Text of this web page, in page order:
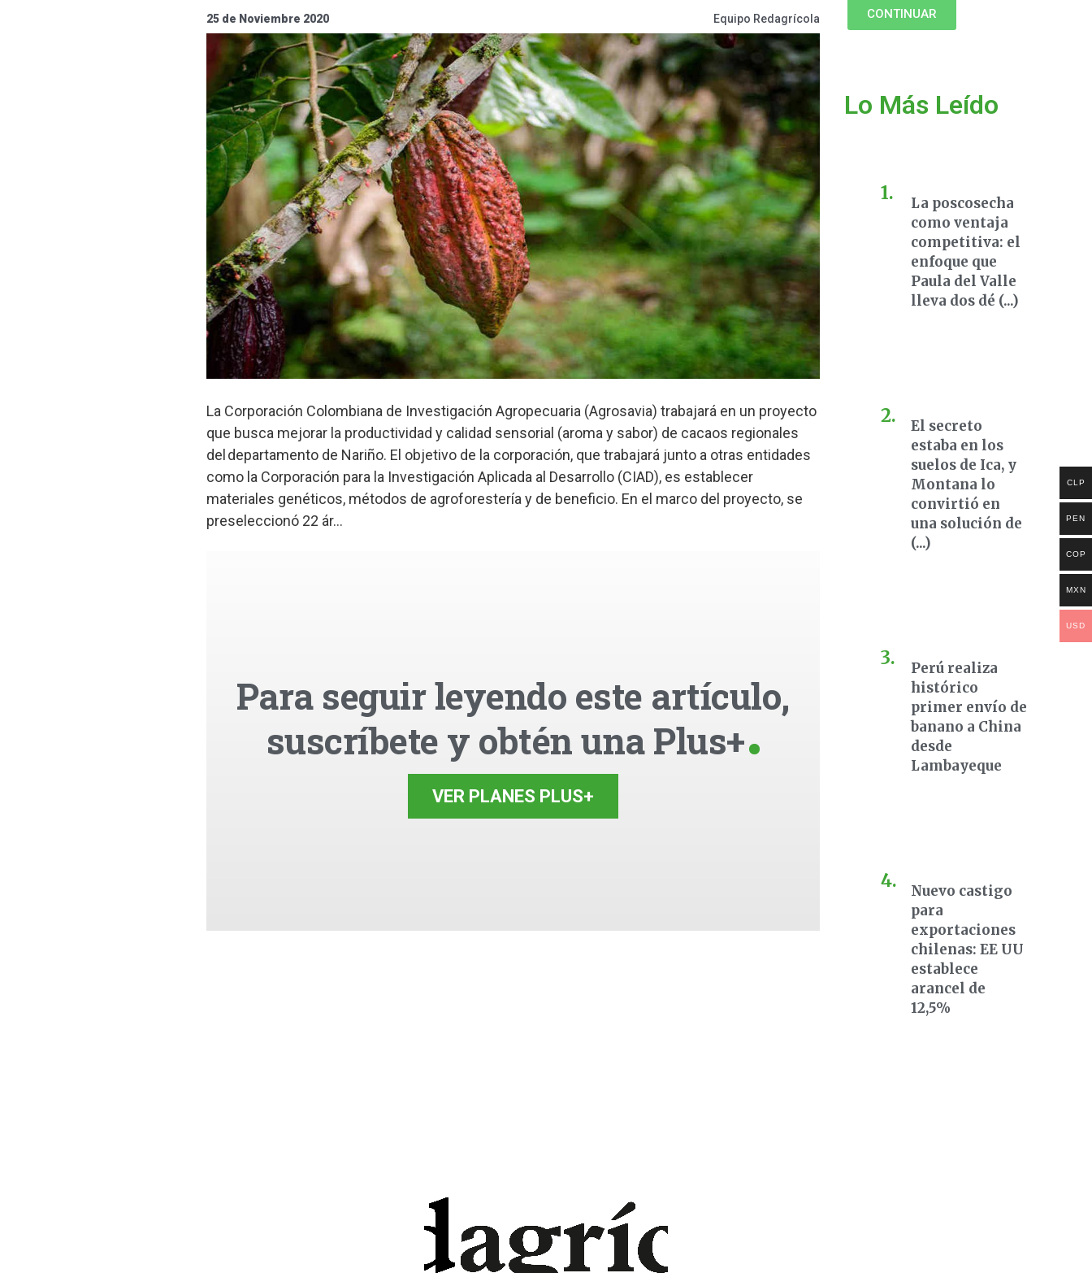
25 de Noviembre 2020 Equipo Redagrícola
La Corporación Colombiana de Investigación Agropecuaria (Agrosavia) trabajará en un proyecto
que busca mejorar la productividad y calidad sensorial (aroma y sabor) de cacaos regionales
del departamento de Nariño. El objetivo de la corporación, que trabajará junto a otras entidades
como la Corporación para la Investigación Aplicada al Desarrollo (CIAD), es establecer
materiales genéticos, métodos de agroforestería y de beneficio. En el marco del proyecto, se
preseleccionó 22 ár...
Para seguir leyendo este artículo,
suscríbete y obtén una Plus+
VER PLANES PLUS+
CONTINUAR
Lo Más Leído
La poscosecha
como ventaja
competitiva: el
enfoque que
Paula del Valle
lleva dos dé (...)
El secreto
estaba en los
suelos de Ica, y
Montana lo
convirtió en
una solución de
(...)
Perú realiza
histórico
primer envío de
banano a China
desde
Lambayeque
Nuevo castigo
para
exportaciones
chilenas: EE UU
establece
arancel de
12,5%
CLP
PEN
COP
MXN
USD